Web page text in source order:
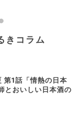
きコラム
第1話「情熱の日本
とおいしい日本酒の